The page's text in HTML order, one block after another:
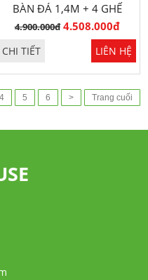
BÀN ĐÁ 1,4M + 4 GHẾ
GRACE SANG TRỌNG
4.900.000đ 4.508.000đ
CHI TIẾT LIÊN HỆ
4 5 6 > Trang cuối